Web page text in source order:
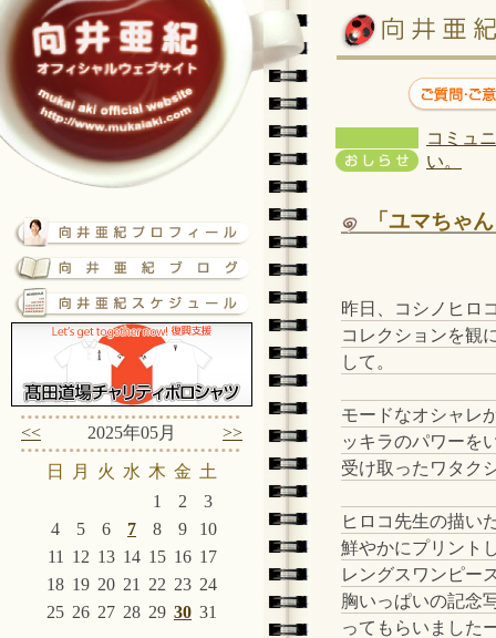
<< 2025年05月 >>
日 月 火 水 木 金 土
1
2
3
4
5 6 7 8 9
10
11
12 13 14 15 16 17
18 19 20 21 22 23 24
25 26 27 28 29 30 31
コミュ
い。
「ユマちゃ
昨日、コシノヒロ
コレクションを観
して。
モードなオシャレ
ッキラのパワーを
受け取ったワタク
ヒロコ先生の描い
鮮やかにプリント
レングスワンピー
胸いっぱいの記念
ってもらいました